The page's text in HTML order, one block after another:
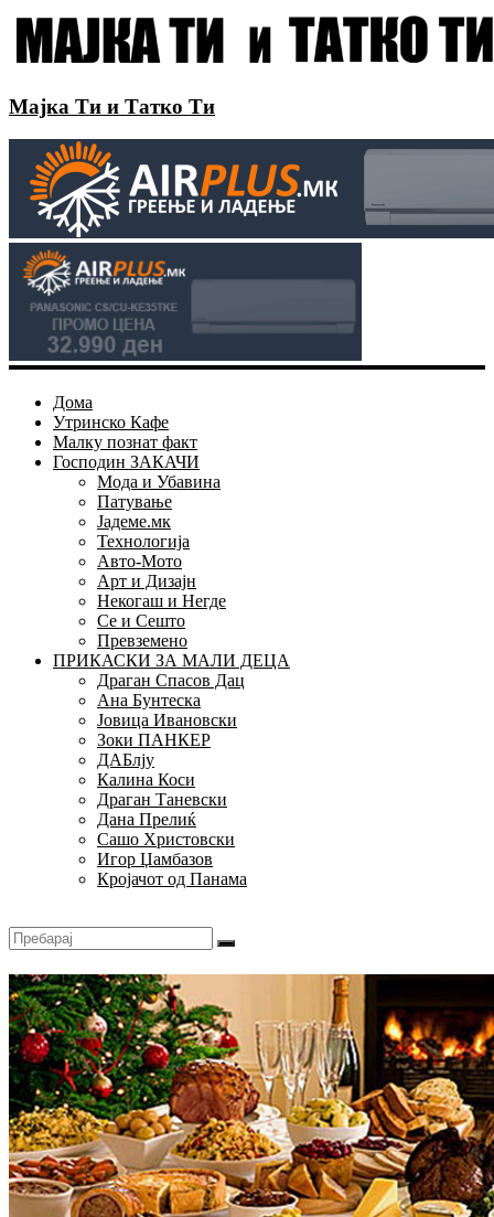
Мајка Ти и Татко Ти
Дома
Утринско Кафе
Малку познат факт
Господин ЗАКАЧИ
Мода и Убавина
Патување
Јадеме.мк
Технологија
Авто-Мото
Арт и Дизајн
Некогаш и Негде
Се и Сешто
Превземено
ПРИКАСКИ ЗА МАЛИ ДЕЦА
Драган Спасов Дац
Ана Бунтеска
Јовица Ивановски
Зоки ПАНКЕР
ДАБлју
Калина Коси
Драган Таневски
Дана Прелиќ
Сашо Христовски
Игор Џамбазов
Кројачот од Панама